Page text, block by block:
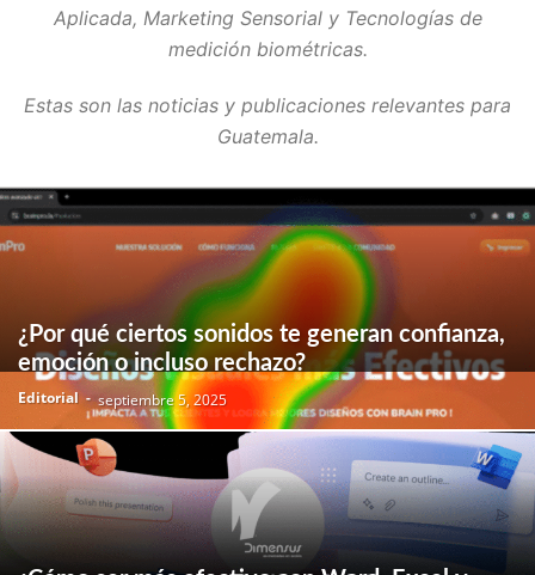
NICARAGUA
NOTICIAS NEUROMARKETING
Aplicada, Marketing Sensorial y Tecnologías de
medición biométricas.
Estas son las noticias y publicaciones relevantes para
Guatemala.
¿Por qué ciertos sonidos te generan confianza,
emoción o incluso rechazo?
Editorial - septiembre 5, 2025